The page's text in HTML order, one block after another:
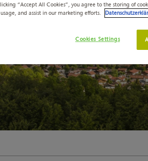
“Accept All Cookies”, you agree to the storing of
and assist in our marketing efforts.
Cookies Settings